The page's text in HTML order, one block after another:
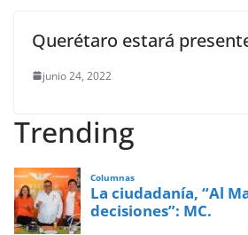
Querétaro estará
junio 24, 2022
Trending